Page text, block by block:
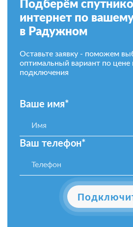
Подберём
интернет по
в Радужном
Оставьте заявку - поможем
оптимальный вариант по цене
подключения
Ваше имя*
Ваш телефон*